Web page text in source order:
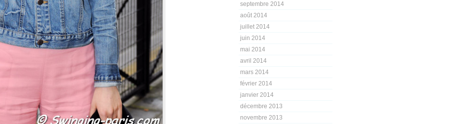
septembre 2014
août 2014
juillet 2014
juin 2014
mai 2014
avril 2014
mars 2014
février 2014
janvier 2014
décembre 2013
novembre 2013